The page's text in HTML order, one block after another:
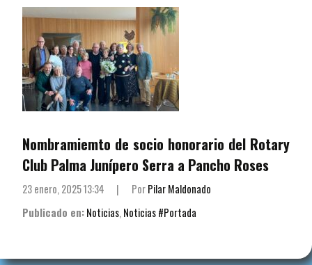
Nombramiemto de socio honorario del Rotary
Club Palma Junípero Serra a Pancho Roses
23 enero, 2025 13:34 | PorPilar Maldonado
Publicado en:Noticias, Noticias #Portada